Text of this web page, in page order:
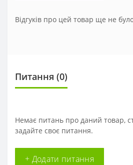
Відгуків про цей товар ще не
Питання (0)
Немає питань про даний товар,
задайте своє питання.
+ Додати питання